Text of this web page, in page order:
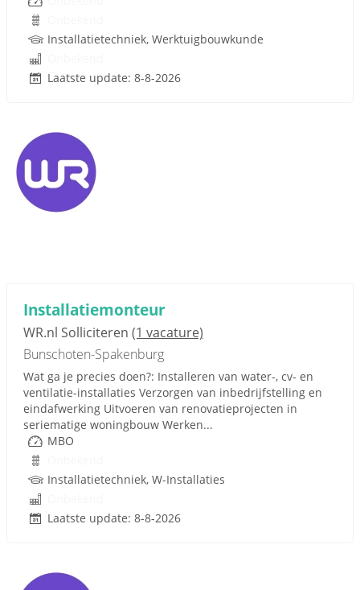
Installatietechniek, Werktuigbouwkunde
Laatste update: 8-8-2026
Installatiemonteur
WR.nl Solliciteren (1 vacature)
Bunschoten-Spakenburg
Wat ga je precies doen?: Installeren van water-, cv- en
ventilatie-installaties Verzorgen van inbedrijfstelling en
eindafwerking Uitvoeren van renovatieprojecten in
seriematige woningbouw Werken...
MBO
Installatietechniek, W-Installaties
Laatste update: 8-8-2026